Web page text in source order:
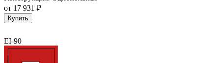
от 17 931 ₽
Купить
EI-90